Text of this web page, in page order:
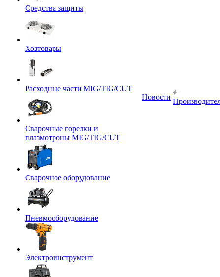
Средства защиты
Хозтовары
Расходные части MIG/TIG/CUT
Сварочные горелки и
плазмотроны MIG/TIG/CUT
Сварочное оборудование
Пневмооборудование
Электроинструмент
Новости